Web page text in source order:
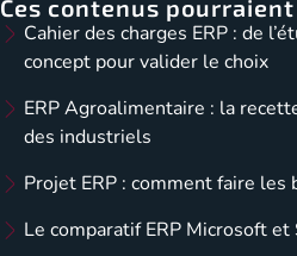
Ces contenus
Cahier des charges ERP : de
concept pour valider le choix
ERP Agroalimentaire : la
des industriels
Projet ERP : comment faire les
Le comparatif ERP Microsoft